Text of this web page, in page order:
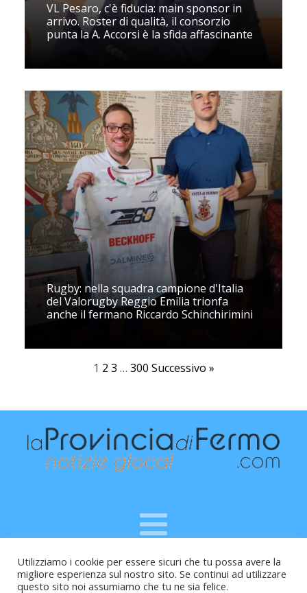
VL Pesaro, c'è fiducia: main sponsor in
arrivo. Roster di qualità, il consorzio
punta la A. Accorsi è la sfida affascinante
Rugby: nella squadra campione d'Italia
del Valorugby Reggio Emilia trionfa
anche il fermano Riccardo Schinchirimini
1 2 3 … 300 Successivo »
Raffaele Vitali - via Leopardi 10 - 61121 Pesaro (PU) -
Cod.Fisc VTLRFL77B02L500Y - Testata giornalistica, aut.
Utilizziamo i cookie per essere sicuri che tu possa avere la
migliore esperienza sul nostro sito. Se continui ad utilizzare
questo sito noi assumiamo che tu ne sia felice.